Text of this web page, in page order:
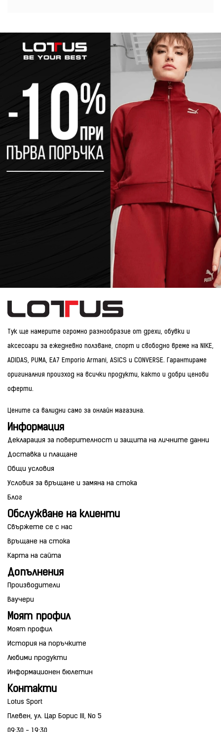
Тук ще намерите огромно разнообразие от дрехи, обувки и
аксесоари за ежедневно ползване, спорт и свободно време на NIKE,
ADIDAS, PUMA, EA7 Emporio Armani, ASICS и CONVERSE. Гарантираме
оригиналния произход на всички продукти, както и добри ценови
оферти.
Цените са валидни само за онлайн магазина.
Информация
Декларация за поверителност и защита на личните данни
Доставка и плащане
Общи условия
Условия за връщане и замяна на стока
Блог
Обслужване на клиенти
Свържете се с нас
Връщане на стока
Карта на сайта
Допълнения
Производители
Ваучери
Моят профил
Моят профил
История на поръчките
Любими продукти
Информационен бюлетин
Контакти
Lotus Sport
Плевен, ул. Цар Борис III, No 5